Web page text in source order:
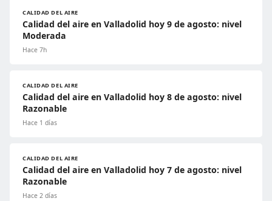
CALIDAD DEL AIRE
Calidad del aire en Valladolid hoy 9 de agosto: nivel
Moderada
Hace 7h
CALIDAD DEL AIRE
Calidad del aire en Valladolid hoy 8 de agosto: nivel
Razonable
Hace 1 días
CALIDAD DEL AIRE
Calidad del aire en Valladolid hoy 7 de agosto: nivel
Razonable
Hace 2 días